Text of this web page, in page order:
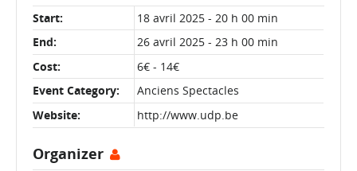
Start:
18 avril 2025 - 20 h 00 min
End:
26 avril 2025 - 23 h 00 min
Cost:
6€ - 14€
Event Category:
Anciens Spectacles
Website:
http://www.udp.be
Organizer